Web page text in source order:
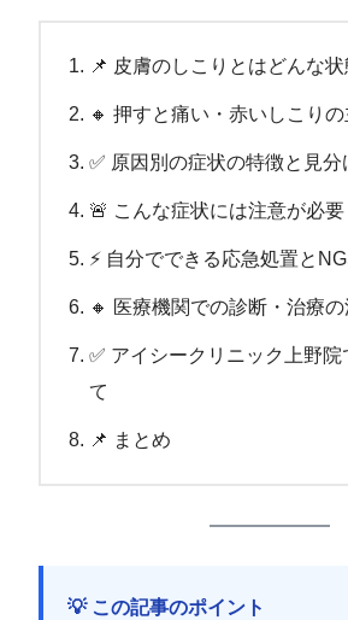
📌 皮膚のしこりとはどんな
🔸 押すと痛い・赤いしこりの
✅ 原因別の症状の特徴と見分
🚨 こんな症状には注意が必
⚡ 自分でできる応急処置と
🔸 医療機関での診断・治療
✅ アイシークリニック上野
て
📌 まとめ
💡 この記事のポイント